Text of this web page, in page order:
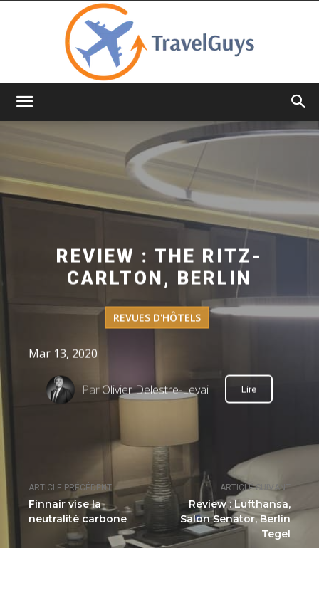
ARTICLE PRÉCÉDENT
Finnair vise la
neutralité carbone
ARTICLE SUIVANT
Review : Lufthansa,
Salon Senator, Berlin
Tegel
REVIEW : THE RITZ-
CARLTON, BERLIN
REVUES D'HÔTELS
Mar 13, 2020
ParOlivier Delestre-Levai Lire